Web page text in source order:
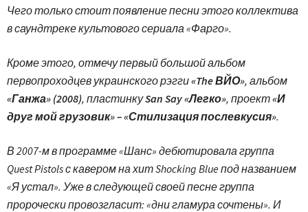
Чего только стоит появление песни этого коллектива
в саундтреке культового сериала «Фарго».
Кроме этого, отмечу первый большой альбом
первопроходцев украинского рэгги«The ВЙО», альбом
«Ганжа» (2008), пластинкуSan Say «Легко», проект«И
друг мой грузовик» – «Стилизация послевкусия».
В 2007-м в программе «Шанс» дебютировала группа
Quest Pistols с кавером на хит Shocking Blue под названием
«Я устал». Уже в следующей своей песне группа
пророчески провозгласит: «дни гламура сочтены». И